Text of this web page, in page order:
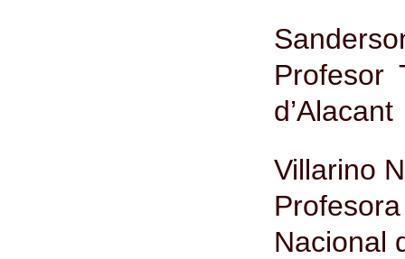
Profesor
d’Alacant
Villarino
Nacional